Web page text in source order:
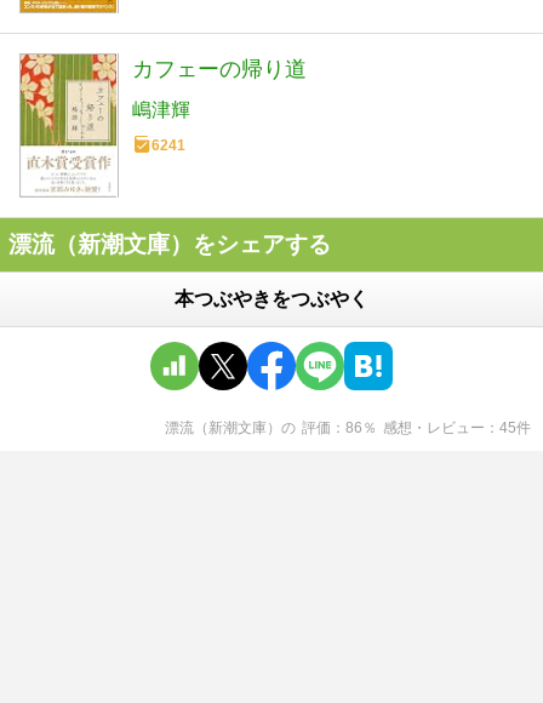
カフェーの帰り道
嶋津輝
6241
漂流（新潮文庫）をシェアする
本つぶやきをつぶやく
漂流（新潮文庫） の 評価 86 ％ 感想・レビュー 45件